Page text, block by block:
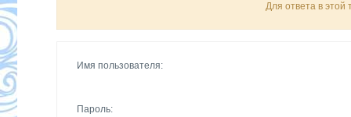
Для ответа в этой
Имя пользователя:
Пароль: